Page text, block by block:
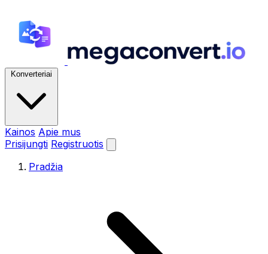
Konverteriai
Kainos Apie mus
Prisijungti Registruotis
Pradžia